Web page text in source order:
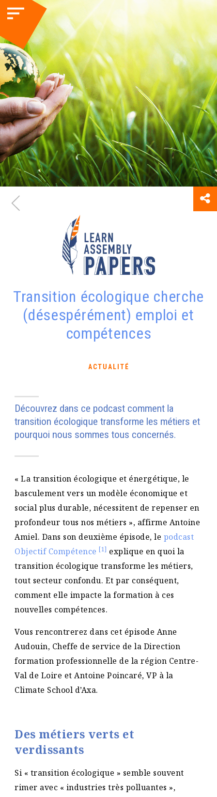
Transition écologique cherche
(désespérément) emploi et
compétences
ACTUALITÉ
Découvrez dans ce podcast comment la
transition écologique transforme les métiers et
pourquoi nous sommes tous concernés.
« La transition écologique et énergétique, le
basculement vers un modèle économique et
social plus durable, nécessitent de repenser en
profondeur tous nos métiers », affirme Antoine
Amiel. Dans son deuxième épisode, le podcast
Objectif Compétence [1] explique en quoi la
transition écologique transforme les métiers,
tout secteur confondu. Et par conséquent,
comment elle impacte la formation à ces
nouvelles compétences.
Vous rencontrerez dans cet épisode Anne
Audouin, Cheffe de service de la Direction
formation professionnelle de la région Centre-
Val de Loire et Antoine Poincaré, VP à la
Climate School d’Axa.
Des métiers verts et
verdissants
Si « transition écologique » semble souvent
rimer avec « industries très polluantes »,